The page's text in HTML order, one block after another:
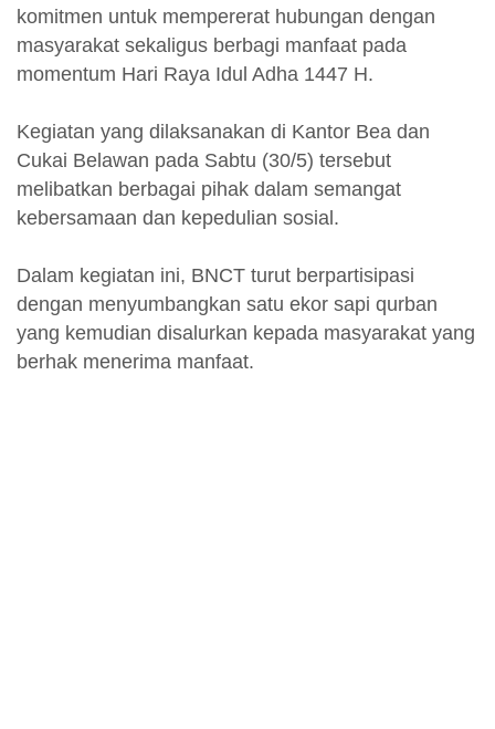
komitmen untuk mempererat hubungan dengan
masyarakat sekaligus berbagi manfaat pada
momentum Hari Raya Idul Adha 1447 H.
Kegiatan yang dilaksanakan di Kantor Bea dan
Cukai Belawan pada Sabtu (30/5) tersebut
melibatkan berbagai pihak dalam semangat
kebersamaan dan kepedulian sosial.
Dalam kegiatan ini, BNCT turut berpartisipasi
dengan menyumbangkan satu ekor sapi qurban
yang kemudian disalurkan kepada masyarakat yang
berhak menerima manfaat.